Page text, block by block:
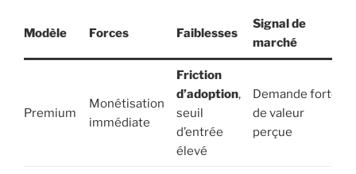
Modèle Forces Faiblesses
Signal de
marché
Premium
Monétisation
immédiate
Friction
d’adoption,
seuil
d’entrée
élevé
Demande forte
de valeur
perçue